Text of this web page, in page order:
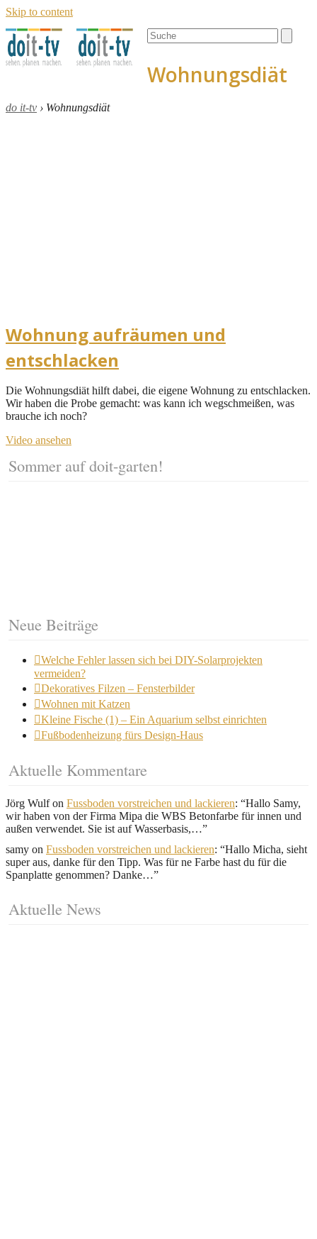
Skip to content
Open
mobile
Close
mobile
Search
Wohnungsdiät
do it-tv › Wohnungsdiät
Wohnung aufräumen und
entschlacken
Die Wohnungsdiät hilft dabei, die eigene Wohnung zu entschlacken.
Wir haben die Probe gemacht: was kann ich wegschmeißen, was
brauche ich noch?
Video ansehen
Sommer auf doit-garten!
Neue Beiträge
Welche Fehler lassen sich bei DIY-Solarprojekten
vermeiden?
Dekoratives Filzen – Fensterbilder
Wohnen mit Katzen
Kleine Fische (1) – Ein Aquarium selbst einrichten
Fußbodenheizung fürs Design-Haus
Aktuelle Kommentare
Jörg Wulfon Fussboden vorstreichen und lackieren: “Hallo Samy,
wir haben von der Firma Mipa die WBS Betonfarbe für innen und
außen verwendet. Sie ist auf Wasserbasis,…”
samy on Fussboden vorstreichen und lackieren: “Hallo Micha, sieht
super aus, danke für den Tipp. Was für ne Farbe hast du für die
Spanplatte genommen? Danke…”
Aktuelle News